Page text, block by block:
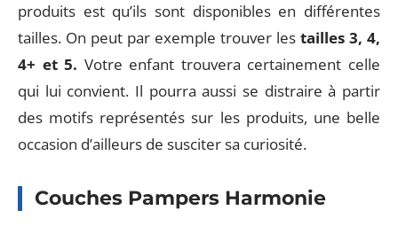
produits est qu’ils sont disponibles en différentes
tailles. On peut par exemple trouver les tailles 3, 4,
4+ et 5. Votre enfant trouvera certainement celle
qui lui convient. Il pourra aussi se distraire à partir
des motifs représentés sur les produits, une belle
occasion d’ailleurs de susciter sa curiosité.
Couches Pampers Harmonie